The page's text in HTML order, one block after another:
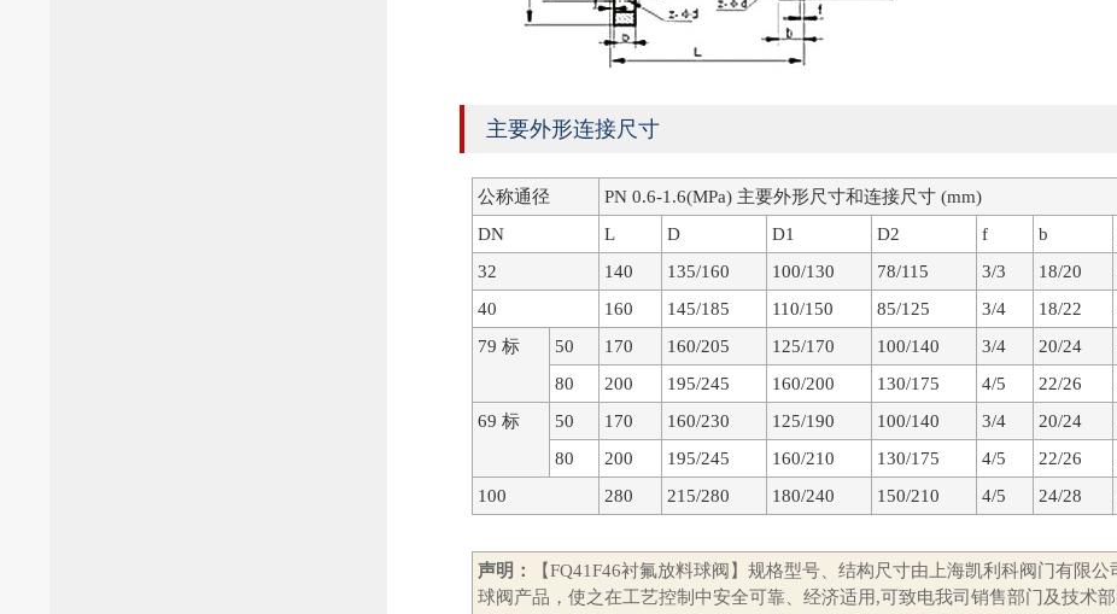
主要外形连接尺寸
公称通径 PN 0.6-1.6(MPa) 主要外形尺寸和连接尺寸 (mm)
DN
L D D1 D2 f b
32
140 135/160 100/130 78/115 3/3 18/20
40
160 145/185 110/150 85/125 3/4 18/22
79 标
50 170 160/205 125/170 100/140 3/4 20/24
80
200 195/245 160/200 130/175 4/5 22/26
69 标
50 170 160/230 125/190 100/140 3/4 20/24
80
200 195/245 160/210 130/175 4/5 22/26
100
280 215/280 180/240 150/210 4/5 24/28
声明：
【FQ41F46衬氟放料球阀】规格型号、结构尺寸由上海凯利科阀门有限
球阀产品，使之在工艺控制中安全可靠、经济适用,可致电我司销售部门及技术